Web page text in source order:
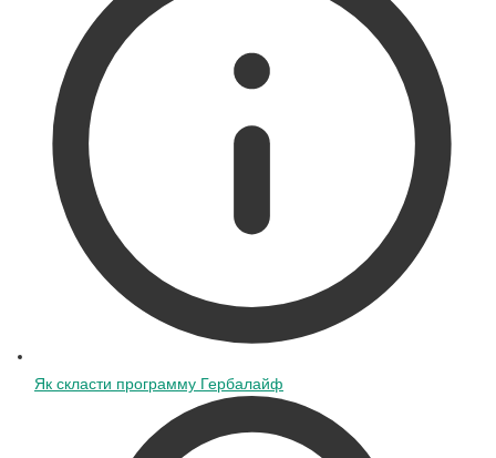
Як скласти программу Гербалайф